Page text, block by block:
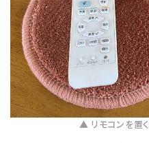
▲ リモコンを置